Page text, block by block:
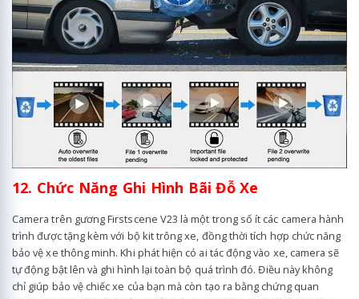
12. Chức Năng Ghi Hình Bãi Đỗ Xe
Camera trên gương Firstscene V23 là một trong số ít các camera hành
trình được tặng kèm với bộ kit trông xe, đồng thời tích hợp chức năng
bảo vệ xe thông minh. Khi phát hiện có ai tác động vào xe, camera sẽ
tự động bật lên và ghi hình lại toàn bộ quá trình đó. Điều này không
chỉ giúp bảo vệ chiếc xe của bạn mà còn tạo ra bằng chứng quan